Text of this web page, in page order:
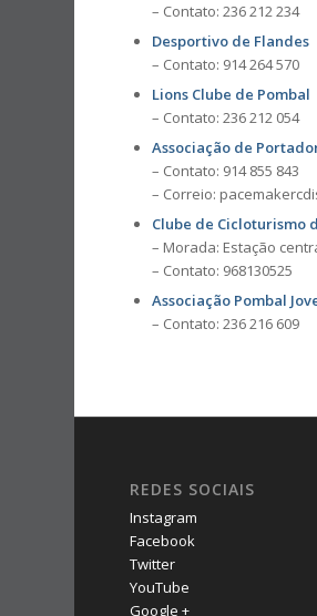
– Contato: 236 212 234
Desportivo de Flandes
– Contato: 914 264 570
Lions Clube de Pombal
– Contato: 236 212 054
Associação de
– Contato: 914 855 843
– Correio:
Clube de Cicloturismo
– Morada: Estação
– Contato: 968130525
Associação Pombal
– Contato: 236 216 609
REDES SOCIAIS
Instagram
Facebook
Twitter
YouTube
Google +